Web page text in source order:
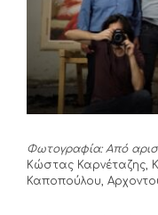
Φωτογραφία: Από
Κώστας Καρνέταζης,
Καποπούλου,